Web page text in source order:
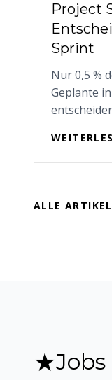
Project
Sprint
Nur 0,5 %
Geplante
Scope.
ALLE ARTIKEL
★Jobs